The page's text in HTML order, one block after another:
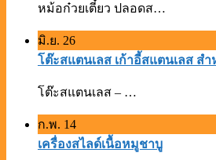
หม้อก๋วยเตี๋ยว ปลอดส…
มิ.ย. 26
โต๊ะสแตนเลส เก้าอี้สแตนเลส ส
โต๊ะสแตนเลส – …
ก.พ. 14
เครื่องสไลด์เนื้อหมูชาบู